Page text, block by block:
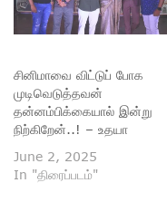
சினிமாவை விட்டுப் போக
முடிவெடுத்தவன்
தன்னம்பிக்கையால் இன்று
நிற்கிறேன்..! – உதயா
June 2, 2025
In "திரைப்படம்"